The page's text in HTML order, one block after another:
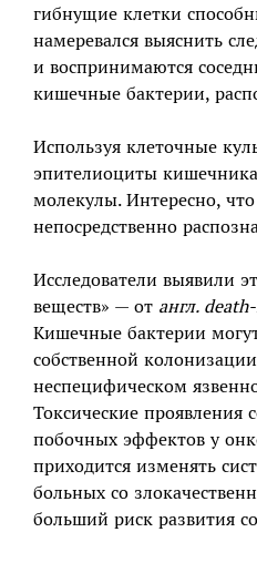
гибнущие клетки
намеревался выяснить
и воспринимаются
кишечные бактерии,
Используя клеточные
эпителиоциты
молекулы. Интересно,
непосредственно
Исследователи выявили
веществ» — от англ.
Кишечные бактерии
собственной
неспецифическом
Токсические
побочных эффектов у
приходится изменять
больных со
больший риск развития